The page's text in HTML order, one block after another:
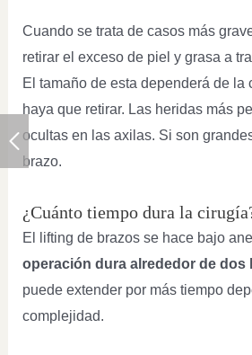
Cuando se trata de casos más
retirar el exceso de piel y grasa a
El tamaño de esta dependerá de la
haya que retirar. Las heridas más
ocultas en las axilas. Si son
brazo.
¿Cuánto tiempo dura la
El lifting de brazos se hace bajo
operación dura alrededor de dos
puede extender por más tiempo
complejidad.